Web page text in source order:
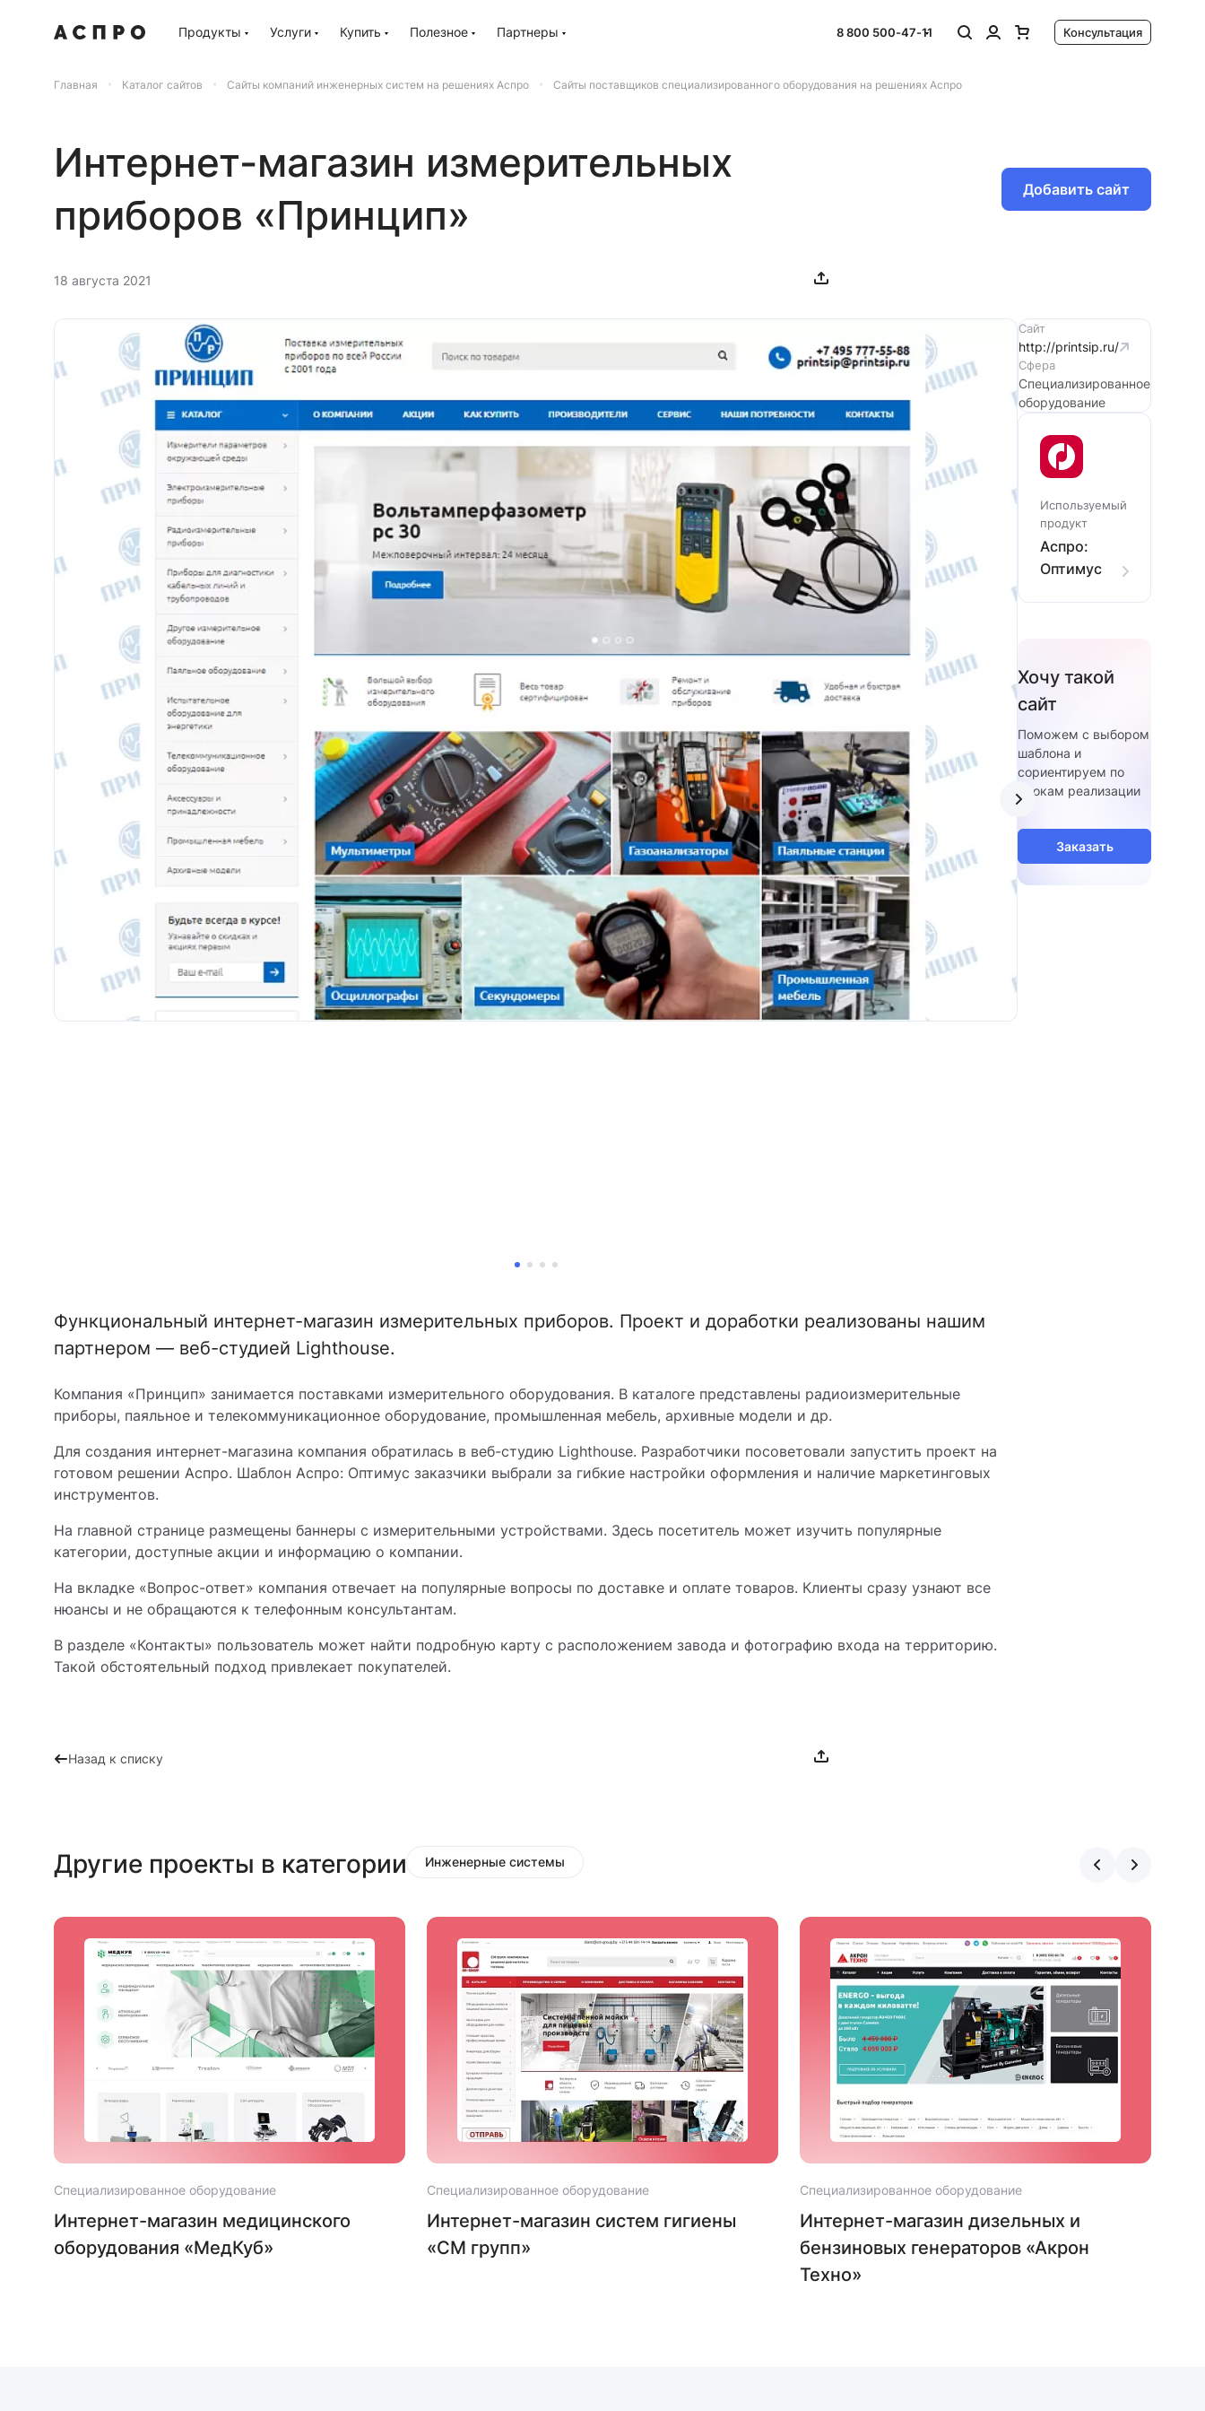
Продукты Услуги Купить Полезное Партнеры 8 800 500-47-11 Консультация
Главная Каталог сайтов Сайты компаний инженерных систем на решениях Аспро Сайты поставщиков специализированного оборудования на решениях Аспро
Интернет-магазин измерительных
приборов «Принцип»
Добавить сайт
18 августа 2021
Функциональный интернет-магазин измерительных приборов. Проект и доработки реализованы нашим
партнером — веб-студией Lighthouse.
Компания «Принцип» занимается поставками измерительного оборудования. В каталоге представлены радиоизмерительные
приборы, паяльное и телекоммуникационное оборудование, промышленная мебель, архивные модели и др.
Для создания интернет-магазина компания обратилась в веб-студию Lighthouse. Разработчики посоветовали запустить проект на
готовом решении Аспро. Шаблон Аспро: Оптимус заказчики выбрали за гибкие настройки оформления и наличие маркетинговых
инструментов.
На главной странице размещены баннеры с измерительными устройствами. Здесь посетитель может изучить популярные
категории, доступные акции и информацию о компании.
На вкладке «Вопрос-ответ» компания отвечает на популярные вопросы по доставке и оплате товаров. Клиенты сразу узнают все
нюансы и не обращаются к телефонным консультантам.
В разделе «Контакты» пользователь может найти подробную карту с расположением завода и фотографию входа на территорию.
Такой обстоятельный подход привлекает покупателей.
Назад к списку
Сайт
http://printsip.ru/
Сфера
Специализированное
оборудование
Используемый
продукт
Аспро:
Оптимус
Хочу такой
сайт
Поможем с выбором
шаблона и
сориентируем по
срокам реализации
Заказать
Другие проекты в категории Инженерные системы
Специализированное оборудование
Интернет-магазин медицинского
оборудования «МедКуб»
Специализированное оборудование
Интернет-магазин систем гигиены
«СМ групп»
Специализированное оборудование
Интернет-магазин дизельных и
бензиновых генераторов «Акрон
Техно»